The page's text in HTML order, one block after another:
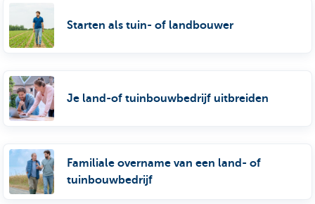
Starten als tuin- of landbouwer
Je land-of tuinbouwbedrijf uitbreiden
Familiale overname van een land- of
tuinbouwbedrijf